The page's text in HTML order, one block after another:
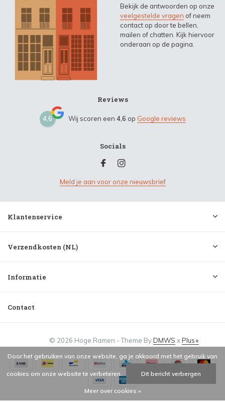
Bekijk de antwoorden op onze
veelgestelde vragen of neem
contact op door te bellen,
mailen of chatten. Kijk hiervoor
onderaan op de pagina.
Reviews
4,6 Wij scoren een 4,6 op Google reviews
Socials
Meld je aan voor onze nieuwsbrief
Klantenservice
Verzendkosten (NL)
Informatie
Contact
© 2026 Hoge Ramen - Theme ByDMWS xPlus+
Door het gebruiken van onze website, ga je akkoord met het gebruik van
cookies om onze website te verbeteren. Dit bericht verbergen
Meer over cookies »